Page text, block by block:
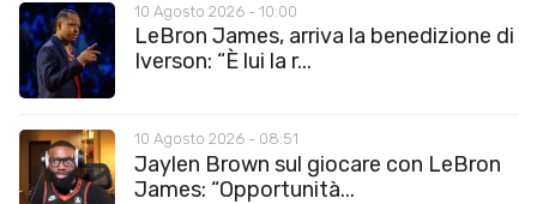
10 Agosto 2026 - 10:00
LeBron James, arriva la benedizione di
Iverson: “È lui la r...
10 Agosto 2026 - 08:51
Jaylen Brown sul giocare con LeBron
James: “Opportunità...